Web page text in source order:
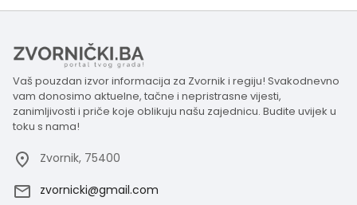
Vaš pouzdan izvor informacija za Zvornik i regiju! Svakodnevno
vam donosimo aktuelne, tačne i nepristrasne vijesti,
zanimljivosti i priče koje oblikuju našu zajednicu. Budite uvijek u
toku s nama!
Zvornik, 75400
zvornicki@gmail.com